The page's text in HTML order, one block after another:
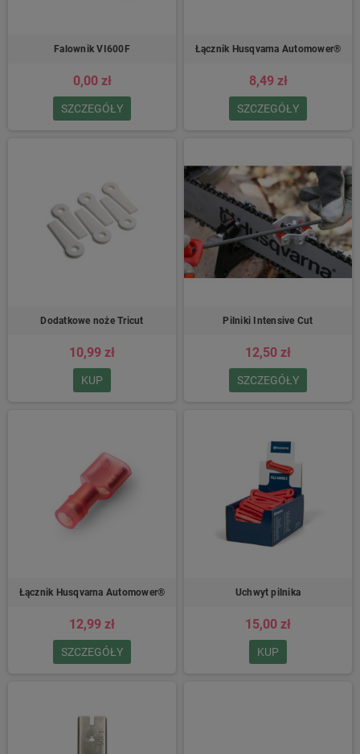
Falownik VI600F
0,00 zł
SZCZEGÓŁY
Łącznik Husqvarna Automower®
8,49 zł
SZCZEGÓŁY
Dodatkowe noże Tricut
10,99 zł
KUP
Pilniki Intensive Cut
12,50 zł
SZCZEGÓŁY
Łącznik Husqvarna Automower®
12,99 zł
SZCZEGÓŁY
Uchwyt pilnika
15,00 zł
KUP